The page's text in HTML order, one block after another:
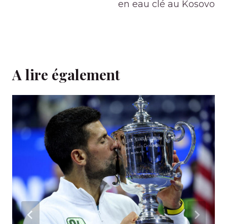
en eau clé au Kosovo
A lire également